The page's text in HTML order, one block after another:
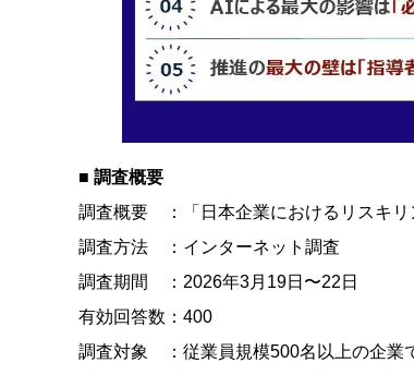
■ 調査概要
調査概要 ：「日本企業におけるリスキリ
調査方法 ：インターネット調査
調査期間 ：2026年3月19日〜22日
有効回答数：400
調査対象 ：従業員規模500名以上の企業